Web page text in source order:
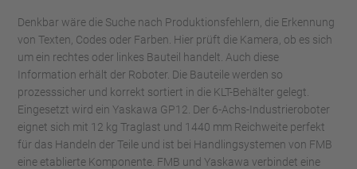
Denkbar wäre die Suche nach Produktionsfehlern, die Erkennung
von Texten, Codes oder Farben. Hier prüft die Kamera, ob es sich
um ein rechtes oder linkes Bauteil handelt. Auch diese
Information erhält der Roboter. Die Bauteile werden so
prozesssicher und korrekt sortiert in die KLT-Behälter gelegt.
Eingesetzt wird ein Yaskawa GP12. Der 6-Achs-Industrieroboter
eignet sich mit 12 kg Traglast und 1440 mm Reichweite perfekt
für das Handeln der Teile und ist bei Handlingsystemen von FMB
eine etablierte Komponente. FMB und Yaskawa verbindet eine